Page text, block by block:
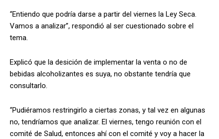
“Entiendo que podría darse a partir del viernes la Ley Seca.
Vamos a analizar”, respondió al ser cuestionado sobre el
tema.
Explicó que la desición de implementar la venta o no de
bebidas alcoholizantes es suya, no obstante tendría que
consultarlo.
“Pudiéramos restringirlo a ciertas zonas, y tal vez en algunas
no, tendríamos que analizar. El viernes, tengo reunión con el
comité de Salud, entonces ahí con el comité y voy a hacer la